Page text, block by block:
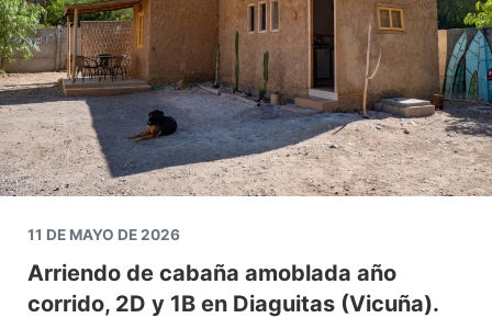
11 DE MAYO DE 2026
Arriendo de cabaña amoblada año
corrido, 2D y 1B en Diaguitas (Vicuña).